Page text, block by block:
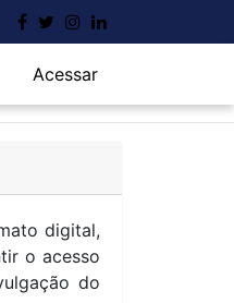
Acessar
digital,
o acesso
do